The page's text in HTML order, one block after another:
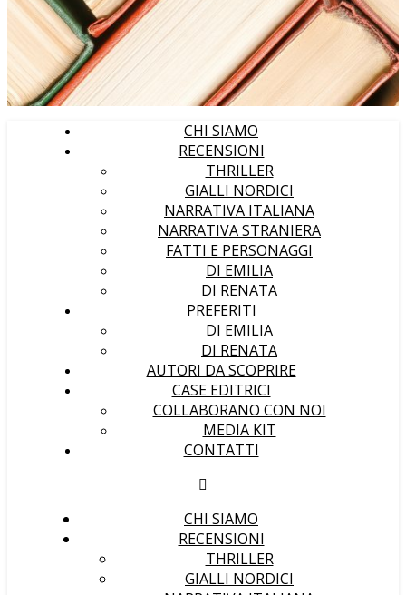
CHI SIAMO
RECENSIONI
THRILLER
GIALLI NORDICI
NARRATIVA ITALIANA
NARRATIVA STRANIERA
FATTI E PERSONAGGI
DI EMILIA
DI RENATA
PREFERITI
DI EMILIA
DI RENATA
AUTORI DA SCOPRIRE
CASE EDITRICI
COLLABORANO CON NOI
MEDIA KIT
CONTATTI
CHI SIAMO
RECENSIONI
THRILLER
GIALLI NORDICI